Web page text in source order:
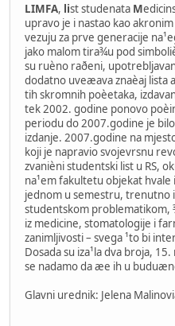
LIMFA, list studenata M
upravo je i nastao kao
vezuju za prve generacije
jako malom tira¾u pod
su ruèno raðeni,
dodatno uveæava znaèaj lista
tih skromnih poèetaka,
tek 2002. godine ponovo
periodu do 2007.godine je
izdanje. 2007.godine na
koji je napravio svojevrsnu
zvanièni studentski list u RS,
na¹em fakultetu objekat hvale
jednom u semestru, trenutno
studentskom
iz medicine, stomatologije i
zanimljivosti – svega ¹to bi
Dosada su iza¹la dva broja,
se nadamo da æe ih u
Glavni urednik: Jelena